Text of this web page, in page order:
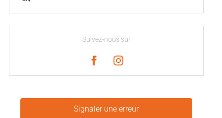
Suivez-nous sur
Signaler une erreur